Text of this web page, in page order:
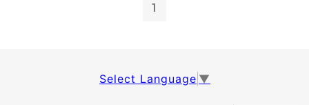
1
Select Language ▼